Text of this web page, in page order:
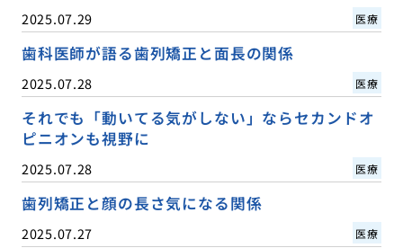
2025.07.29 医療
歯科医師が語る歯列矯正と面長の関係
2025.07.28 医療
それでも「動いてる気がしない」ならセカンドオ
ピニオンも視野に
2025.07.28 医療
歯列矯正と顔の長さ気になる関係
2025.07.27 医療